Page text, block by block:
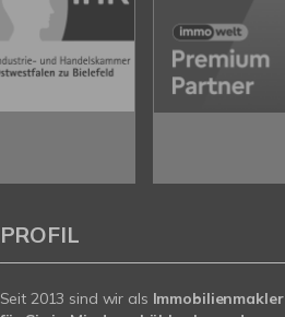
PROFIL
Seit 2013 sind wir als Immobilienmakler